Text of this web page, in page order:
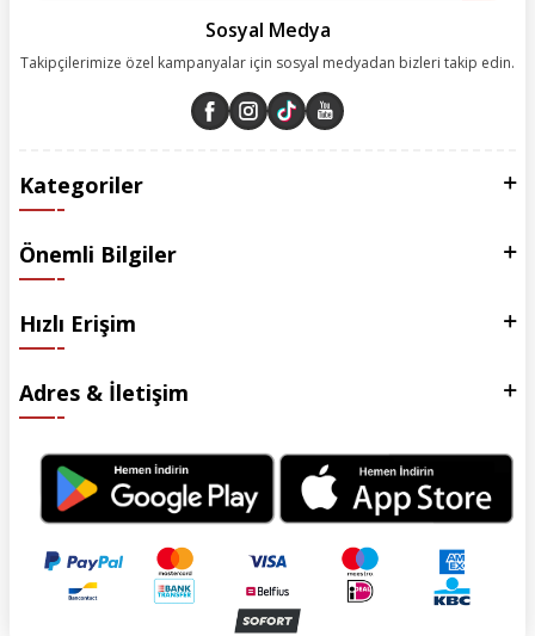
Sosyal Medya
Takipçilerimize özel kampanyalar için sosyal medyadan bizleri takip edin.
Kategoriler
Önemli Bilgiler
Hızlı Erişim
Adres & İletişim